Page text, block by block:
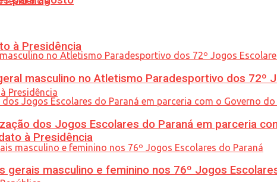
à Presidência
à Presidência
masculino no Atletismo Paradesportivo dos 72º
dos Jogos Escolares do Paraná em parceria
masculino e feminino nos 76º Jogos